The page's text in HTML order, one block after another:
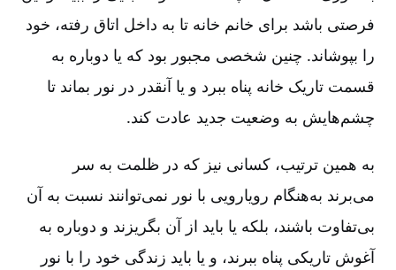
فرصتی باشد برای خانم خانه تا به داخل اتاق رفته، خود
را بپوشاند. چنین شخصی مجبور بود که یا دوباره به
قسمت تاریک خانه پناه ببرد و یا آنقدر در نور بماند تا
چشم‌هایش به وضعیت جدید عادت کند.
به همین ترتیب، کسانی نیز که در ظلمت به سر
می‌برند به‌هنگام رویارویی با نور نمی‌توانند نسبت به آن
بی‌تفاوت باشند، بلکه یا باید از آن بگریزند و دوباره به
آغوش تاریکی پناه ببرند، و یا باید زندگی خود را با نور